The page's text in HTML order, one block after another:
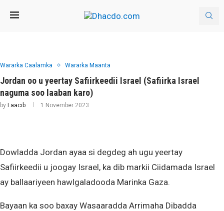
Wararka Caalamka Wararka Maanta
Jordan oo u yeertay Safiirkeedii Israel (Safiirka Israel
naguma soo laaban karo)
by Laacib 1 November 2023
Dowladda Jordan ayaa si degdeg ah ugu yeertay
Safiirkeedii u joogay Israel, ka dib markii Ciidamada Israel
ay ballaariyeen hawlgaladooda Marinka Gaza.
Bayaan ka soo baxay Wasaaradda Arrimaha Dibadda